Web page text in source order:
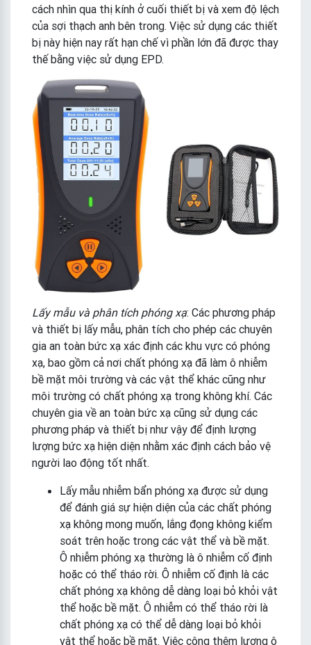
cách nhìn qua thị kính ở cuối thiết bị và xem độ lệch
của sợi thạch anh bên trong. Việc sử dụng các thiết
bị này hiện nay rất hạn chế vì phần lớn đã được thay
thế bằng việc sử dụng EPD.
Lấy mẫu và phân tích phóng xạ: Các phương pháp
và thiết bị lấy mẫu, phân tích cho phép các chuyên
gia an toàn bức xạ xác định các khu vực có phóng
xạ, bao gồm cả nơi chất phóng xạ đã làm ô nhiễm
bề mặt môi trường và các vật thể khác cũng như
môi trường có chất phóng xạ trong không khí. Các
chuyên gia về an toàn bức xạ cũng sử dụng các
phương pháp và thiết bị như vậy để định lượng
lượng bức xạ hiện diện nhằm xác định cách bảo vệ
người lao động tốt nhất.
Lấy mẫu nhiễm bẩn phóng xạ được sử dụng
để đánh giá sự hiện diện của các chất phóng
xạ không mong muốn, lắng đọng không kiểm
soát trên hoặc trong các vật thể và bề mặt.
Ô nhiễm phóng xạ thường là ô nhiễm cố định
hoặc có thể tháo rời. Ô nhiễm cố định là các
chất phóng xạ không dễ dàng loại bỏ khỏi vật
thể hoặc bề mặt. Ô nhiễm có thể tháo rời là
chất phóng xạ có thể dễ dàng loại bỏ khỏi
vật thể hoặc bề mặt. Việc cộng thêm lượng ô